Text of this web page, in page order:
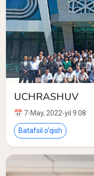
UCHRASHUV
📅 7-May, 2022-yil 9:08
Batafsil o‘qish